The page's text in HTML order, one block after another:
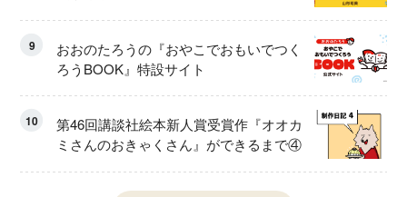
9
おおのたろうの『おやこでおもいでつく
ろうBOOK』特設サイト
10
第46回講談社絵本新人賞受賞作『オオカ
ミさんのおきゃくさん』ができるまで④